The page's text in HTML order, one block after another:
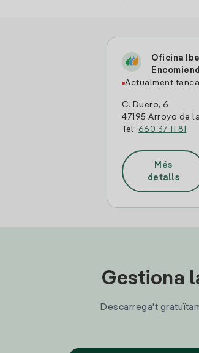
Oficina
Actualment
C. Duero, 6
47195 Arroyo de
Tel: 660 37 11 81
Més
detalls
Gestiona
Descarrega't